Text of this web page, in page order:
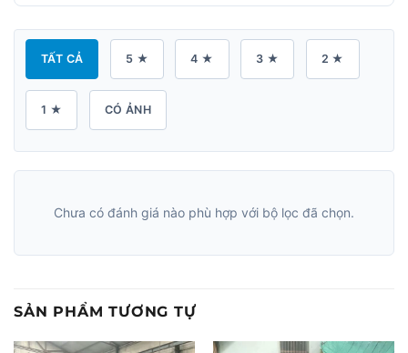
TẤT CẢ 5 ★ 4 ★ 3 ★ 2 ★
1 ★ CÓ ẢNH
Chưa có đánh giá nào phù hợp với bộ lọc đã chọn.
SẢN PHẨM TƯƠNG TỰ